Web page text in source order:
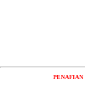
PENAFIAN